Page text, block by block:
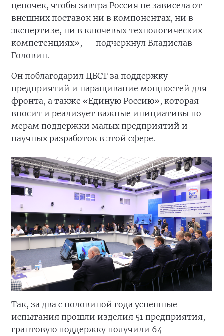
цепочек, чтобы завтра Россия не зависела от
внешних поставок ни в компонентах, ни в
экспертизе, ни в ключевых технологических
компетенциях», — подчеркнул Владислав
Головин.
Он поблагодарил ЦБСТ за поддержку
предприятий и наращивание мощностей для
фронта, а также «Единую Россию», которая
вносит и реализует важные инициативы по
мерам поддержки малых предприятий и
научных разработок в этой сфере.
Так, за два с половиной года успешные
испытания прошли изделия 51 предприятия,
грантовую поддержку получили 64